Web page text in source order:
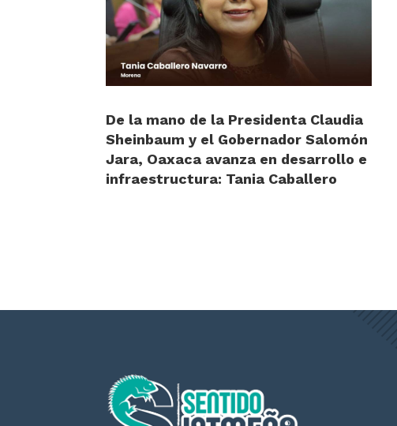
De la mano de la Presidenta Claudia
Sheinbaum y el Gobernador Salomón
Jara, Oaxaca avanza en desarrollo e
infraestructura: Tania Caballero